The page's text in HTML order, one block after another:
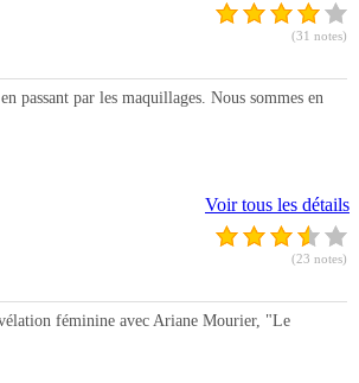
(31 notes)
passant par les maquillages. Nous sommes en
Voir tous les détails
(23 notes)
féminine avec Ariane Mourier, "Le